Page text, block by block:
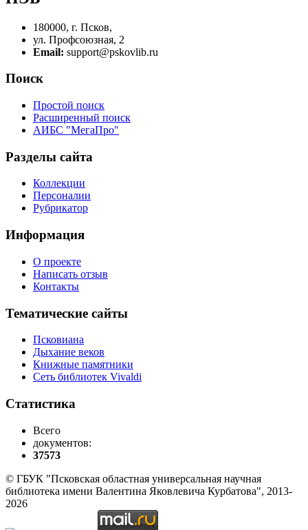
180000, г. Псков,
ул. Профсоюзная, 2
Email: support@pskovlib.ru
Поиск
Простой поиск
Расширенный поиск
АИБС "МегаПро"
Разделы сайта
Коллекции
Персоналии
Рубрикатор
Информация
О проекте
Написать отзыв
Контакты
Тематические сайты
Псковиана
Дыхание веков
Книжные памятники
Сеть библиотек Vivaldi
Статистика
Всего
документов:
37573
© ГБУК "Псковская областная универсальная научная
библиотека имени Валентина Яковлевича Курбатова", 2013-
2026